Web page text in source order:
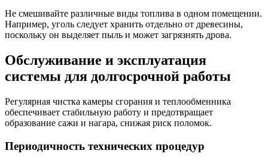
Не смешивайте различные виды топлива в одном помещении.
Например, уголь следует хранить отдельно от древесины,
поскольку он выделяет пыль и может загрязнять дрова.
Обслуживание и эксплуатация
системы для долгосрочной работы
Регулярная чистка камеры сгорания и теплообменника
обеспечивает стабильную работу и предотвращает
образование сажи и нагара, снижая риск поломок.
Периодичность технических процедур